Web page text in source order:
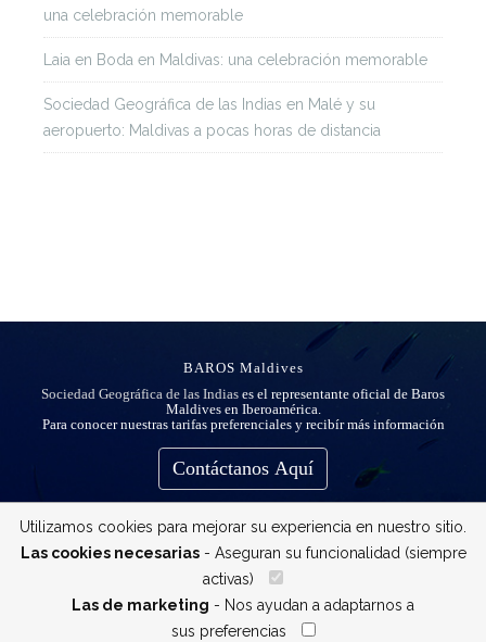
una celebración memorable
Laia en Boda en Maldivas: una celebración memorable
Sociedad Geográfica de las Indias en Malé y su
aeropuerto: Maldivas a pocas horas de distancia
BAROS Maldives
Sociedad Geográfica de las Indias es el representante oficial de Baros
Maldives en Iberoamérica.
Para conocer nuestras tarifas preferenciales y recibír más información
Contáctanos Aquí
Utilizamos cookies para mejorar su experiencia en nuestro sitio.
Las cookies necesarias- Aseguran su funcionalidad (siempre
activas)
Las de marketing - Nos ayudan a adaptarnos a
sus preferencias